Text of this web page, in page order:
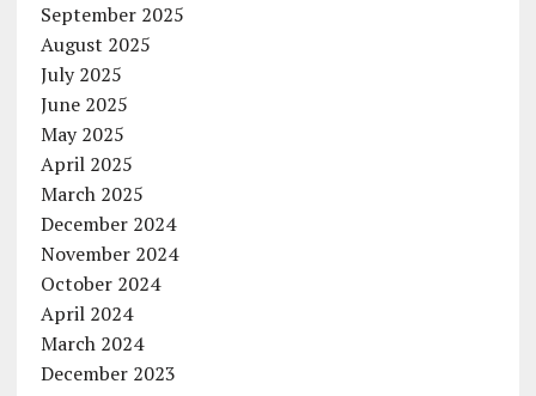
September 2025
August 2025
July 2025
June 2025
May 2025
April 2025
March 2025
December 2024
November 2024
October 2024
April 2024
March 2024
December 2023